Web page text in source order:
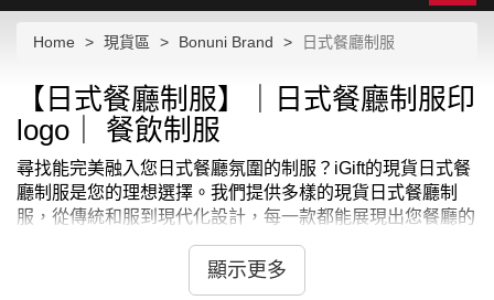
Home 現貨區 Bonuni Brand 日式餐廳制服
【日式餐廳制服】｜日式餐廳制服印
logo｜ 餐飲制服
尋找能完美融入您日式餐廳氛圍的制服？iGift的現貨日式餐
廳制服是您的理想選擇。我們提供多樣的現貨日式餐廳制
服，從傳統和服到現代化設計，每一款都能展現出您餐廳的
獨特風格和精緻感。選擇iGift的現貨日式餐廳制服，為您的
服務團隊打造專業而具有文化特色的形象。
在iGift，我們了解每家日式餐廳都希望通過員工的著裝來增
顯示更多